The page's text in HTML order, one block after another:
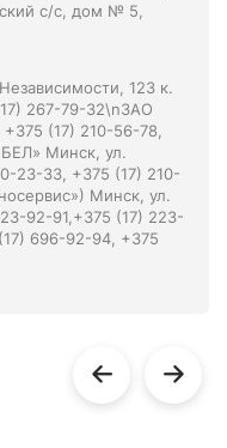
с/с, дом № 5,
123 к.
267-79-32\nЗАО
(17) 210-56-78,
Минск, ул.
23-33, +375 (17) 210-
Минск, ул.
92-91,+375 (17) 223-
696-92-94, +375